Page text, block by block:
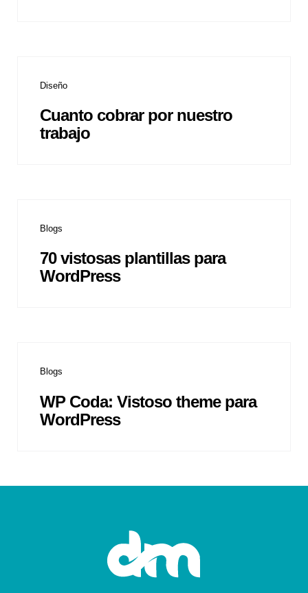
Diseño
Cuanto cobrar por nuestro
trabajo
Blogs
70 vistosas plantillas para
WordPress
Blogs
WP Coda: Vistoso theme para
WordPress